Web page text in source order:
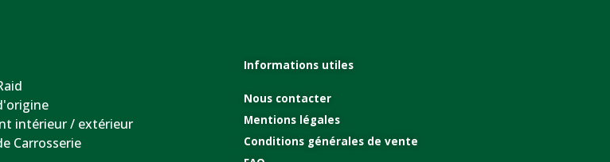
intérieur / extérieur
Carrosserie
Informations utiles
Nous contacter
Mentions légales
Conditions générales de vente